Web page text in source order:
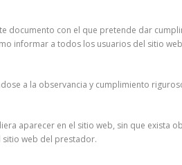
con el que pretende dar
informar a todos los usuarios del sitio
a la observancia y cumplimiento
aparecer en el sitio web, sin que exista
sitio web del prestador.